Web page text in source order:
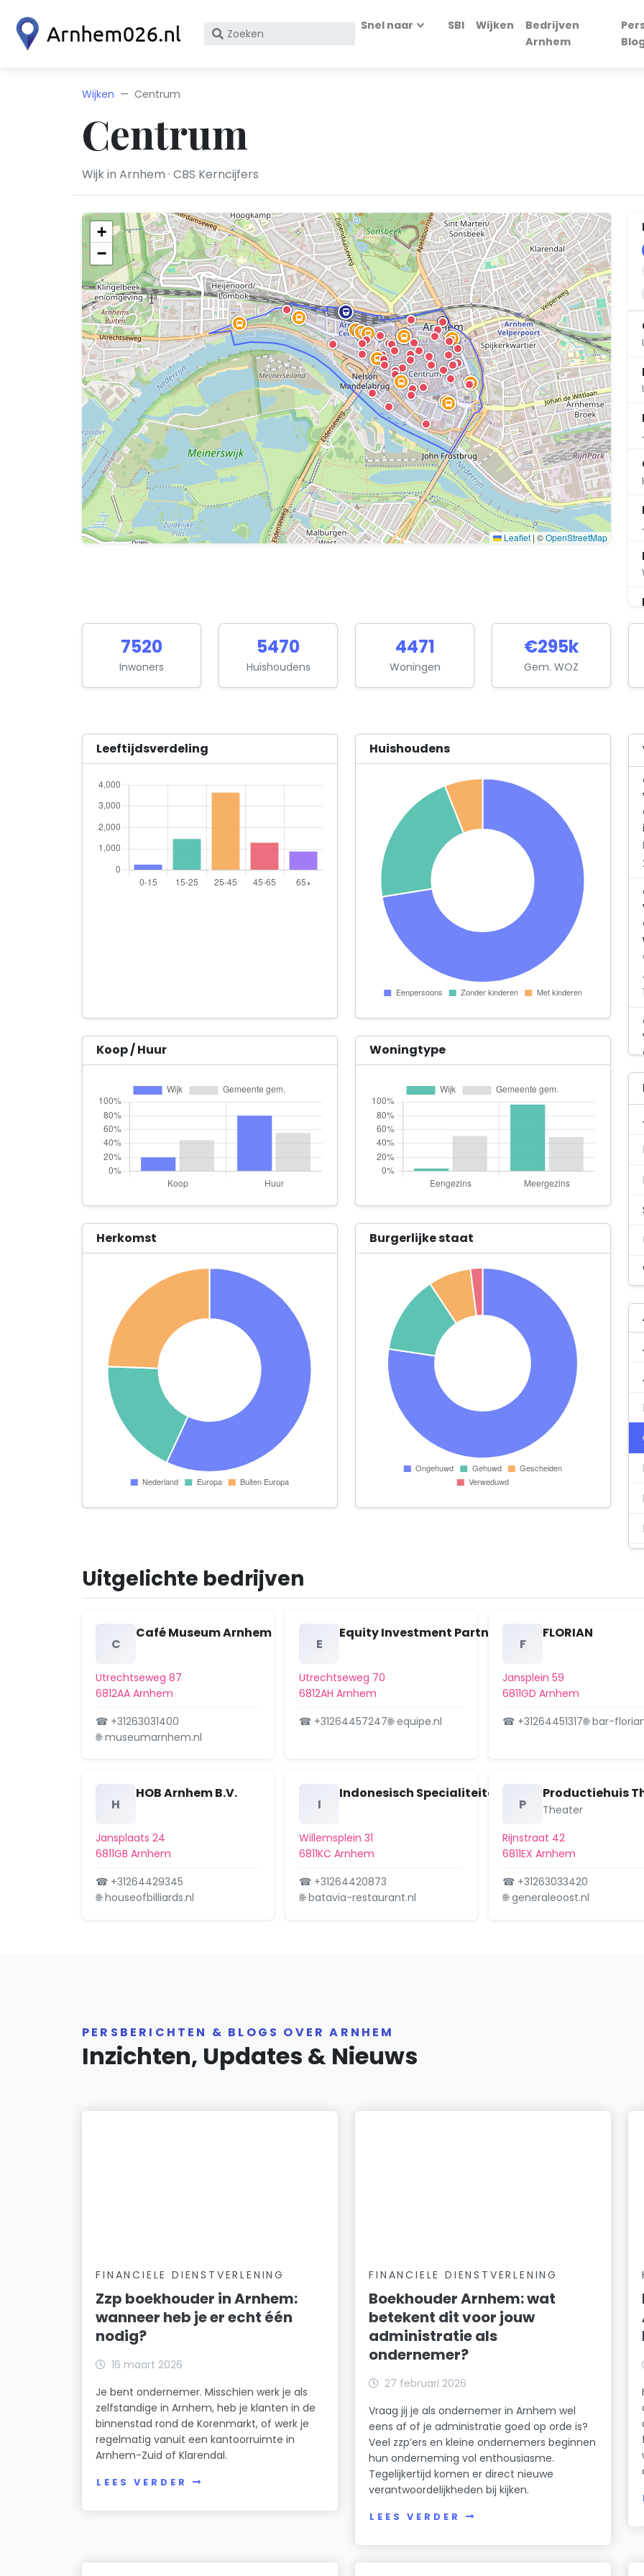
Zoek
Snel naar SBI Wijken
Bedrijven
Arnhem
Wijken Centrum
Centrum
Wijk in Arnhem · CBS Kerncijfers
+
−
Leaflet | ©OpenStreetMap
7520
Inwoners
5470
Huishoudens
4471
Woningen
€295k
Gem. WOZ
Leeftijdsverdeling Huishoudens
Koop / Huur Woningtype
Herkomst Burgerlijke staat
Uitgelichte bedrijven
C
Café Museum Arnhem
Utrechtseweg 87
6812AA Arnhem
☎ +31263031400
🌐 museumarnhem.nl
E
Equity Investment Partners Europe "Equipe" B.V.
Utrechtseweg 70
6812AH Arnhem
☎ +31264457247🌐 equipe.nl
F
FLORIAN
Jansplein 59
6811GD Arnhem
☎ +31264451317🌐 bar-
H
HOB Arnhem B.V.
Jansplaats 24
6811GB Arnhem
☎ +31264429345
🌐 houseofbilliards.nl
I
Indonesisch Specialiteiten Restaurant "Batavia"
Willemsplein 31
6811KC Arnhem
☎ +31264420873
🌐 batavia-restaurant.nl
P
Productiehuis
Theater
Rijnstraat 42
6811EX Arnhem
☎ +31263033420
🌐 generaleoost.nl
PERSBERICHTEN & BLOGS OVER ARNHEM
Inzichten, Updates & Nieuws
FINANCIELE DIENSTVERLENING
Zzp boekhouder in Arnhem:
wanneer heb je er echt één
nodig?
16 maart 2026
Je bent ondernemer. Misschien werk je als
zelfstandige in Arnhem, heb je klanten in de
binnenstad rond de Korenmarkt, of werk je
regelmatig vanuit een kantoorruimte in
Arnhem-Zuid of Klarendal.
LEES VERDER
FINANCIELE DIENSTVERLENING
Boekhouder Arnhem: wat
betekent dit voor jouw
administratie als
ondernemer?
27 februari 2026
Vraag jij je als ondernemer in Arnhem wel
eens af of je administratie goed op orde is?
Veel zzp’ers en kleine ondernemers beginnen
hun onderneming vol enthousiasme.
Tegelijkertijd komen er direct nieuwe
verantwoordelijkheden bij kijken.
LEES VERDER